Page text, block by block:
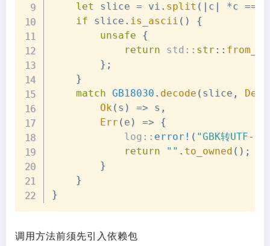
let slice = vi . split ( | c | *c ==
if slice . is_ascii ( )
{
unsafe
{
return
std :: str ::
} ;
}
match GB18030 . decode ( slice ,
Ok( s ) => s ,
Err ( e ) =>
{
log :: error! ( "GBK转UTF-8
return
"" . to_owned ( ) ;
}
}
}
调用方法前须先引入依赖包